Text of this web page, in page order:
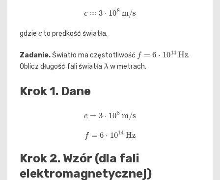
3⋅10 8 m/s
gdzie to prędkość światła.
Zadanie.Światło ma częstotliwość
f= 10 14 Hz
.
Oblicz długość fali światła
λ
w metrach.
Krok 1. Dane
3⋅10 8 m/s
f
6⋅ 1014 Hz
Krok 2. Wzór (dla fali
elektromagnetycznej)